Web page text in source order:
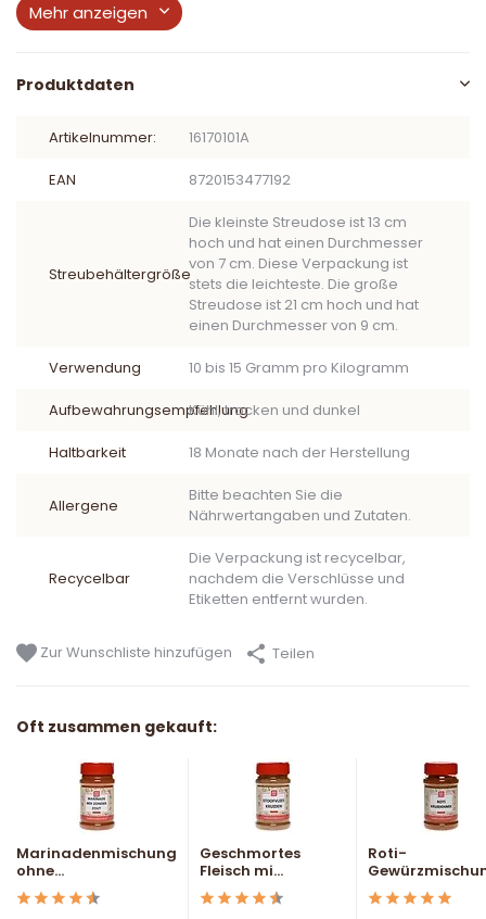
Mehr anzeigen
Produktdaten
Artikelnummer: 16170101A
EAN 8720153477192
Streubehältergröße
Die kleinste Streudose ist 13 cm
hoch und hat einen Durchmesser
von 7 cm. Diese Verpackung ist
stets die leichteste. Die große
Streudose ist 21 cm hoch und hat
einen Durchmesser von 9 cm.
Verwendung 10 bis 15 Gramm pro Kilogramm
AufbewahrungsempfehlungKühl, trocken und dunkel
Haltbarkeit 18 Monate nach der Herstellung
Allergene
Bitte beachten Sie die
Nährwertangaben und Zutaten.
Recycelbar
Die Verpackung ist recycelbar,
nachdem die Verschlüsse und
Etiketten entfernt wurden.
Zur Wunschliste hinzufügen Teilen
Oft zusammen gekauft:
Marinadenmischung
ohne...
Geschmortes
Fleisch mi...
Roti-